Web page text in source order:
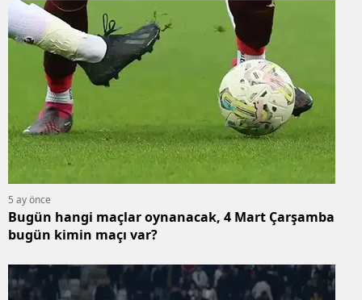
5 ay önce
Bugün hangi maçlar oynanacak, 4 Mart Çarşamba
bugün kimin maçı var?